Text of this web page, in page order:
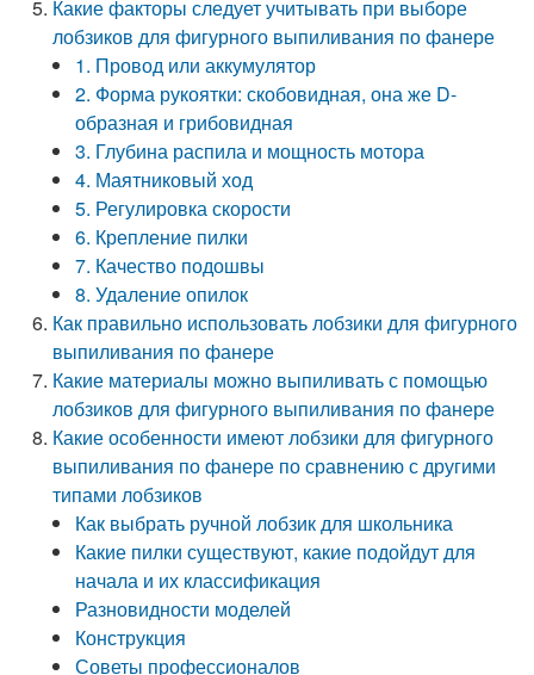
Какие факторы следует учитывать при выборе
лобзиков для фигурного выпиливания по фанере
1. Провод или аккумулятор
2. Форма рукоятки: скобовидная, она же D-
образная и грибовидная
3. Глубина распила и мощность мотора
4. Маятниковый ход
5. Регулировка скорости
6. Крепление пилки
7. Качество подошвы
8. Удаление опилок
Как правильно использовать лобзики для фигурного
выпиливания по фанере
Какие материалы можно выпиливать с помощью
лобзиков для фигурного выпиливания по фанере
Какие особенности имеют лобзики для фигурного
выпиливания по фанере по сравнению с другими
типами лобзиков
Как выбрать ручной лобзик для школьника
Какие пилки существуют, какие подойдут для
начала и их классификация
Разновидности моделей
Конструкция
Советы профессионалов